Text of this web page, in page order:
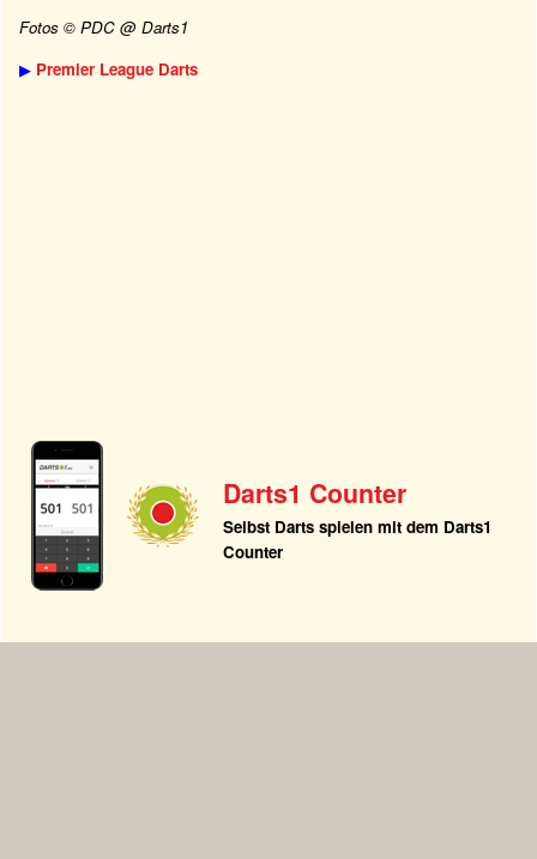
Fotos © PDC @ Darts1
▶ Premier League Darts
Darts1 Counter
Selbst Darts spielen mit dem Darts1
Counter